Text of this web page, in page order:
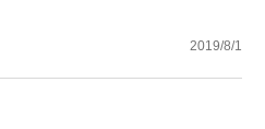
2019/8/1